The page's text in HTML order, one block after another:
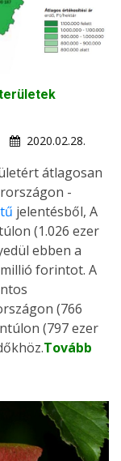
2020.02.28.
átlagosan
-
jelentésből, A
(1.026 ezer
ebben a
forintot. A
(766
(797 ezer
Tovább